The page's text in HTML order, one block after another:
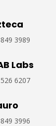
3989
Labs
6207
3996